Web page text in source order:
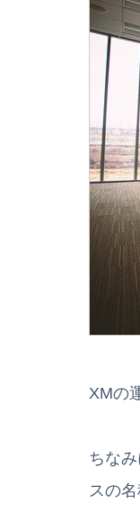
XMの
ちな
スの